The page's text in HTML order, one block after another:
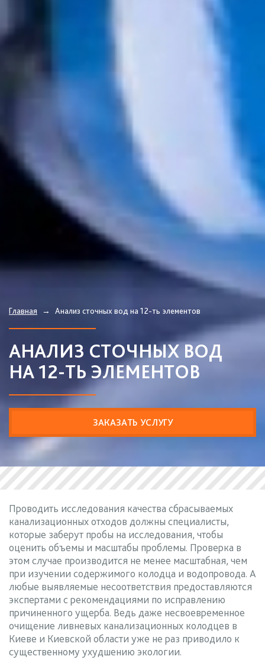
Главная → Анализ сточных вод на 12-ть элементов
АНАЛИЗ СТОЧНЫХ ВОД
НА 12-ТЬ ЭЛЕМЕНТОВ
ЗАКАЗАТЬ УСЛУГУ
Проводить исследования качества сбрасываемых
канализационных отходов должны специалисты,
которые заберут пробы на исследования, чтобы
оценить объемы и масштабы проблемы. Проверка в
этом случае производится не менее масштабная, чем
при изучении содержимого колодца и водопровода. А
любые выявляемые несоответствия предоставляются
экспертами с рекомендациями по исправлению
причиненного ущерба. Ведь даже несвоевременное
очищение ливневых канализационных колодцев в
Киеве и Киевской области уже не раз приводило к
существенному ухудшению экологии.